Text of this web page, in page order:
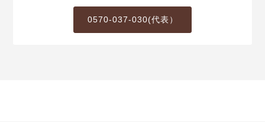
0570-037-030(代表）